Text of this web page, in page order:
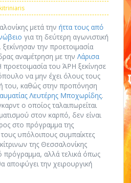
kitriniaris
μετά την ήττα τους από
για τη δεύτερη αγωνιστική
την προετοιμασία
αναμέτρηση με την Λάρισα
του ΆΡΗ ξεκίνησε
να μην έχει όλους τους
του, καθώς στην προπόνηση
Λευτέρης Μποχωρίδης.
ο οποίος ταλαιπωρείται
στον καρπό, δεν είναι
στο πρόγραμμα της
υπόλοιπους συμπαίκτες
της Θεσσαλονίκης
πρόγραμμα, αλλά τελικά όπως
αποφύγει την χειρουργική